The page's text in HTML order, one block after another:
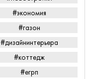
#экономия
#газон
#дизайнинтерьера
#коттедж
#егрп